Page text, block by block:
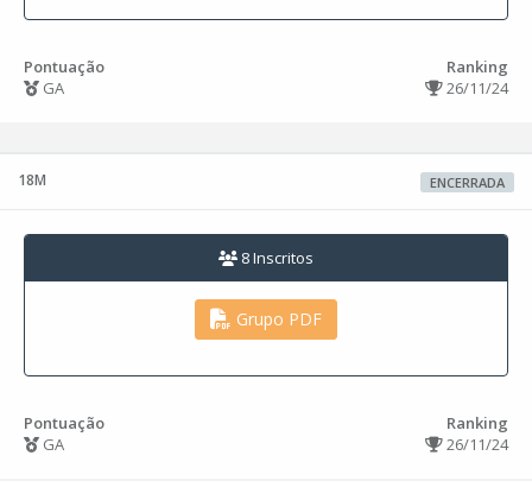
Pontuação
GA
Ranking
26/11/24
ENCERRADA
18M
8 Inscritos
Grupo PDF
Pontuação
GA
Ranking
26/11/24